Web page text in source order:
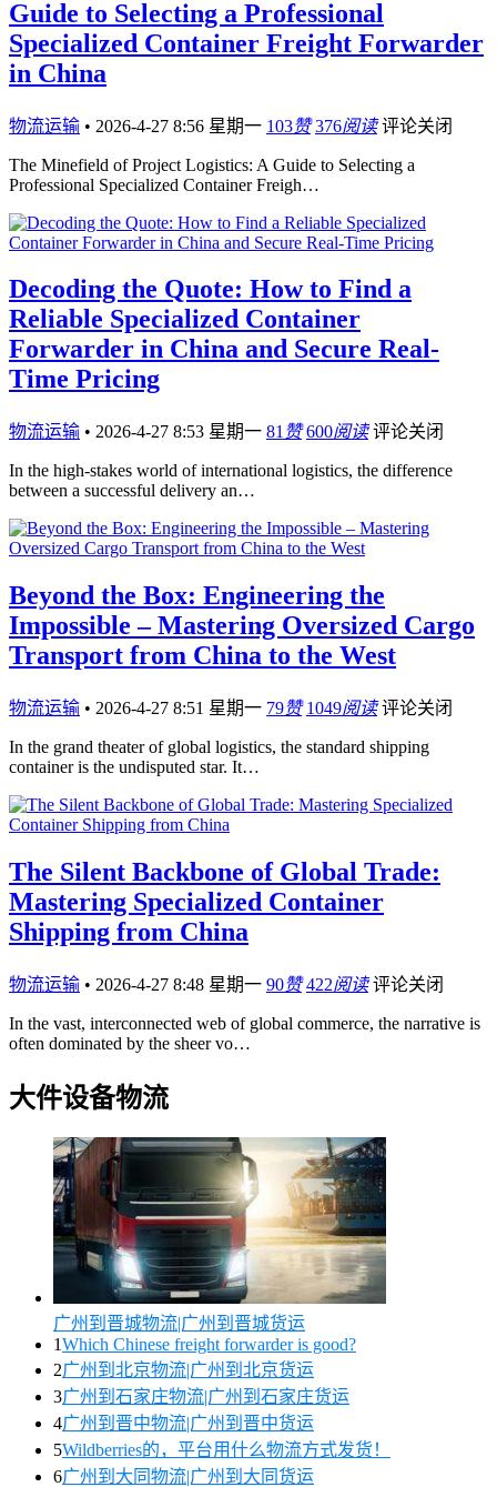
Guide to Selecting a Professional
Specialized Container Freight Forwarder
in China
物流运输 • 2026-4-27 8:56 星期一 103赞 376阅读 评论关闭
The Minefield of Project Logistics: A Guide to Selecting a
Professional Specialized Container Freigh…
Decoding the Quote: How to Find a
Reliable Specialized Container
Forwarder in China and Secure Real-
Time Pricing
物流运输 • 2026-4-27 8:53 星期一 81 赞 600阅读 评论关闭
In the high-stakes world of international logistics, the difference
between a successful delivery an…
Beyond the Box: Engineering the
Impossible – Mastering Oversized Cargo
Transport from China to the West
物流运输 • 2026-4-27 8:51 星期一 79赞 1049阅读 评论关闭
In the grand theater of global logistics, the standard shipping
container is the undisputed star. It…
The Silent Backbone of Global Trade:
Mastering Specialized Container
Shipping from China
物流运输 • 2026-4-27 8:48 星期一 90赞 422阅读 评论关闭
In the vast, interconnected web of global commerce, the narrative is
often dominated by the sheer vo…
大件设备物流
广州到晋城物流|广州到晋城货运
1Which Chinese freight forwarder is good?
2广州到北京物流|广州到北京货运
3广州到石家庄物流|广州到石家庄货运
4广州到晋中物流|广州到晋中货运
5Wildberries的，平台用什么物流方式发货！
6广州到大同物流|广州到大同货运